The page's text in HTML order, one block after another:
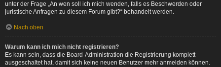
unter der Frage „An wen soll ich mich wenden, falls es Beschwerden oder
juristische Anfragen zu diesem Forum gibt?“ behandelt werden.
Nach oben
Warum kann ich mich nicht registrieren?
Es kann sein, dass die Board-Administration die Registrierung komplett
ausgeschaltet hat, damit sich keine neuen Benutzer mehr anmelden können.